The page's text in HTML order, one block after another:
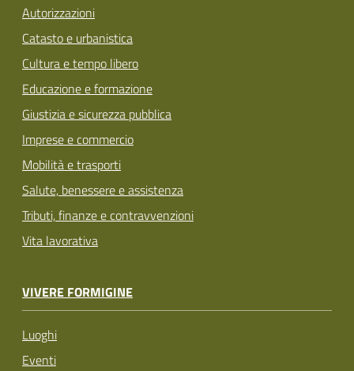
Autorizzazioni
Catasto e urbanistica
Cultura e tempo libero
Educazione e formazione
Giustizia e sicurezza pubblica
Imprese e commercio
Mobilità e trasporti
Salute, benessere e assistenza
Tributi, finanze e contravvenzioni
Vita lavorativa
VIVERE FORMIGINE
Luoghi
Eventi